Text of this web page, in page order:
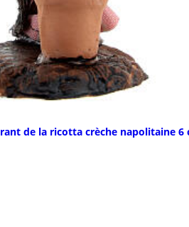
de la ricotta crèche napolitaine 6